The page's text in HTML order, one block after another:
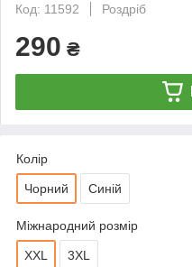
Код: 11592
Роздріб
290 ₴
Колір
Чорний Синій
Міжнародний розмір
XXL 3XL